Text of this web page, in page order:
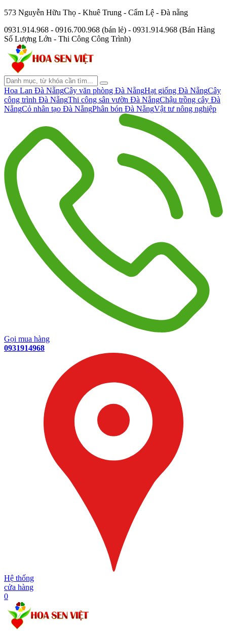
573 Nguyễn Hữu Thọ - Khuê Trung - Cẩm Lệ - Đà nẵng
0931.914.968 - 0916.700.968 (bán lẻ) - 0931.914.968 (Bán Hàng
Số Lượng Lớn - Thi Công Công Trình)
Hoa Lan Đà NẵngCây văn phòng Đà NẵngHạt giống Đà NẵngCây
công trình Đà NẵngThi công sân vườn Đà NẵngChậu trồng cây Đà
NẵngCỏ nhân tạo Đà NẵngPhân bón Đà NẵngVật tư nông nghiệp
Gọi mua hàng
0931914968
Hệ thống
cửa hàng
0